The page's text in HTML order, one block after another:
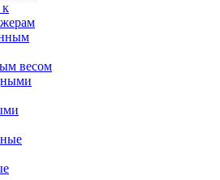
к
весом